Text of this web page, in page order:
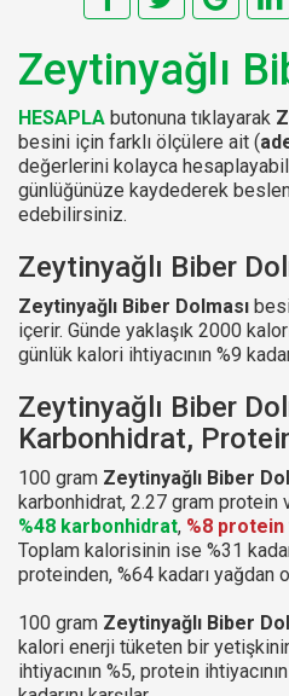
Zeytinyağlı
HESAPLA butonuna tıklayarak
besini için farklı ölçülere ait (
değerlerini kolayca
günlüğünüze kaydederek
edebilirsiniz.
Zeytinyağlı Biber
Zeytinyağlı Biber Dolması
içerir. Günde yaklaşık 2000
günlük kalori ihtiyacının %9
Zeytinyağlı Biber
Karbonhidrat,
100 gram Zeytinyağlı Biber
karbonhidrat, 2.27 gram protein
%48 karbonhidrat, %8 protein
Toplam kalorisinin ise %31
proteinden, %64 kadarı yağdan
100 gram Zeytinyağlı Biber
kalori enerji tüketen bir
ihtiyacının %5, protein